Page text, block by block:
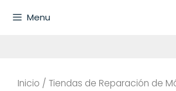
Menu
Inicio / Tiendas de Reparación de